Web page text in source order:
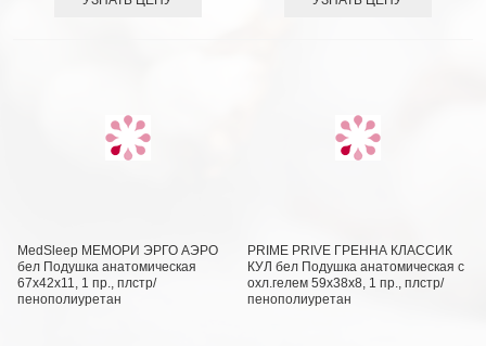
MedSleep МЕМОРИ ЭРГО АЭРО
бел Подушка анатомическая
67x42x11, 1 пр., плстр/
пенополиуретан
PRIME PRIVE ГРЕННА КЛАССИК
КУЛ бел Подушка анатомическая с
охл.гелем 59х38х8, 1 пр., плстр/
пенополиуретан